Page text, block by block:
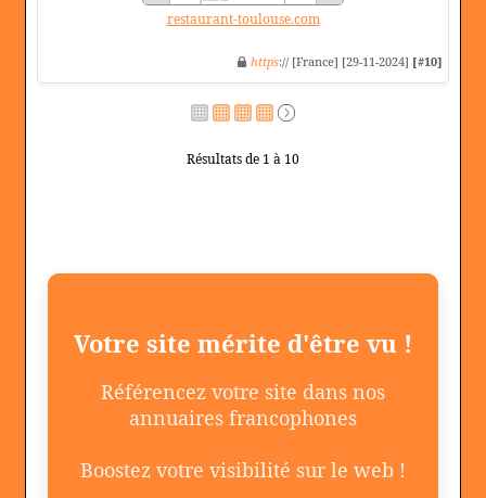
restaurant-toulouse.com
https:// [France] [29-11-2024] [#10]
Résultats de 1 à 10
Votre site mérite d'être vu !
Référencez votre site dans nos
annuaires francophones
Boostez votre visibilité sur le web !